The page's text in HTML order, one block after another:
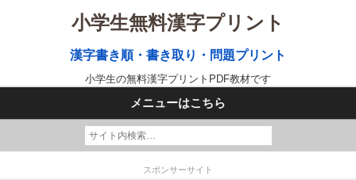
小学生無料漢字プリント
漢字書き順・書き取り・問題プリント
小学生の無料漢字プリントPDF教材です
メニューはこちら
スポンサーサイト